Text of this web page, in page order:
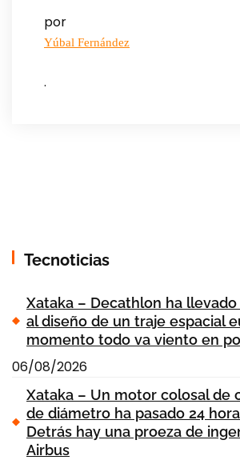
por
Yúbal Fernández
.
Tecnoticias
Xataka – Decathlon ha
al diseño de un traje espacial
momento todo va viento en
06/08/2026
Xataka – Un motor colosal de
de diámetro ha pasado 24
Detrás hay una proeza de
Airbus